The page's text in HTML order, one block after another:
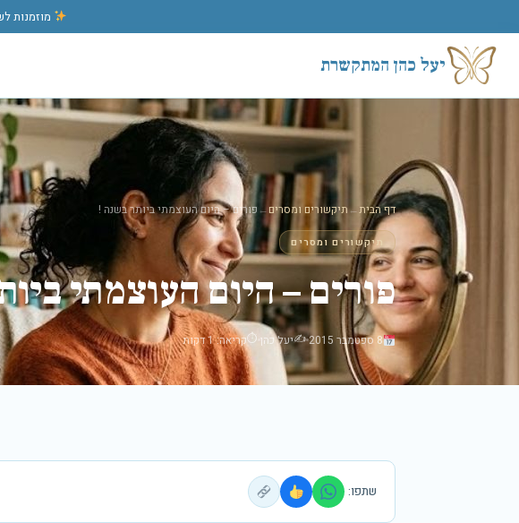
מוזמנות
יעל כהן המתקשרת
דף הבית←תיקשורים ומסרים←פורים – היום העוצמתי ביותר בשנה !
תיקשורים ומסרים
פורים – היום העוצמתי
8 ספטמבר 2015 ✍️יעל כהן ⏱קריאה: 1 דקות
שתפו: